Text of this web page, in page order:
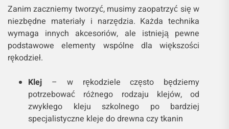
Zanim zaczniemy tworzyć, musimy zaopatrzyć się w
niezbędne materiały i narzędzia. Każda technika
wymaga innych akcesoriów, ale istnieją pewne
podstawowe elementy wspólne dla większości
rękodzieł.
Klej – w rękodziele często będziemy
potrzebować różnego rodzaju klejów, od
zwykłego kleju szkolnego po bardziej
specjalistyczne kleje do drewna czy tkanin